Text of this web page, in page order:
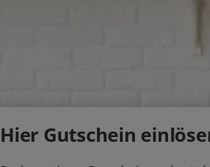
Hier Gutschein